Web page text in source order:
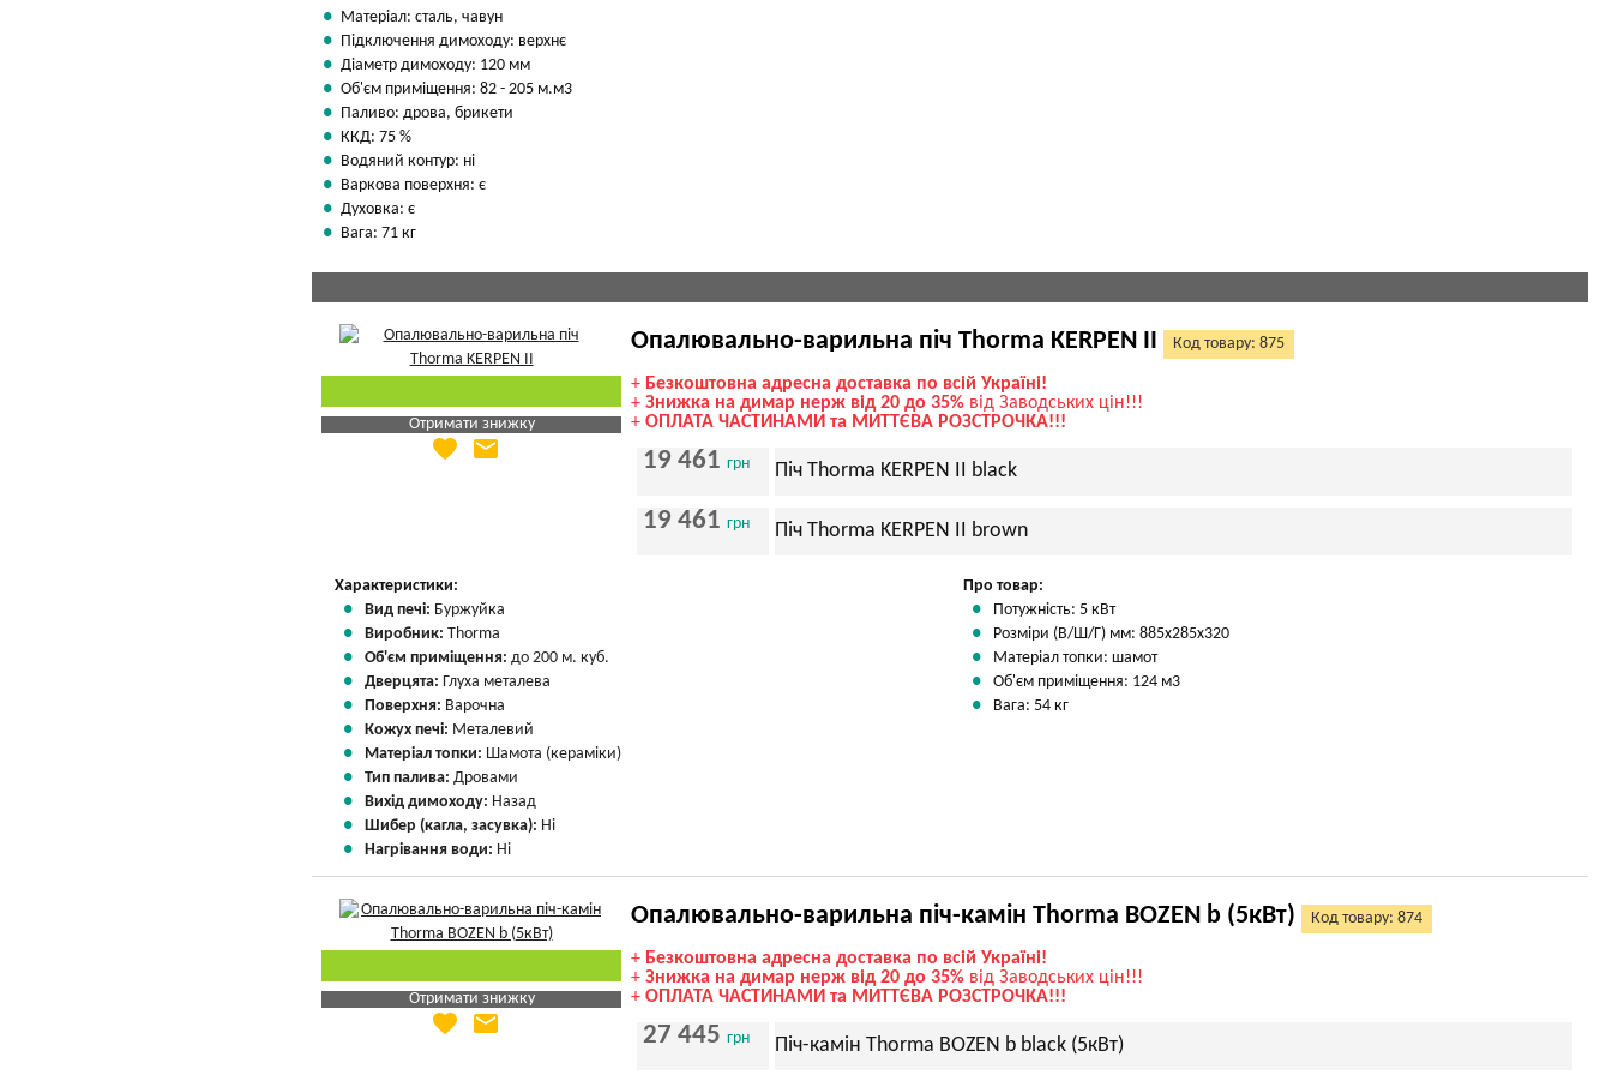
Матеріал: сталь, чавун
Підключення димоходу: верхнє
Діаметр димоходу: 120 мм
Об'єм приміщення: 82 - 205 м.м3
Паливо: дрова, брикети
ККД: 75 %
Водяний контур: ні
Варкова поверхня: є
Духовка: є
Вага: 71 кг
Отримати знижку
Яка Ваша ціна
favorite email
Опалювально-варильна піч Thorma KERPEN II Код товару: 875
+ Безкоштовна адресна доставка по всій Україні!
+ Знижка на димар нерж від 20 до 35% від Заводських цін!!!
+ ОПЛАТА ЧАСТИНАМИ та МИТТЄВА РОЗСТРОЧКА!!!
19 461 грн Піч Thorma KERPEN II black
19 461 грн Піч Thorma KERPEN II brown
Характеристики:
Вид печі: Буржуйка
Виробник: Thorma
Об'єм приміщення: до 200 м. куб.
Дверцята: Глуха металева
Поверхня: Варочна
Кожух печі: Металевий
Матеріал топки: Шамота (кераміки)
Тип палива: Дровами
Вихід димоходу: Назад
Шибер (кагла, засувка): Ні
Нагрівання води: Ні
Про товар:
Потужність: 5 кВт
Розміри (В/Ш/Г) мм: 885х285х320
Матеріал топки: шамот
Об'єм приміщення: 124 м3
Вага: 54 кг
Отримати знижку
Яка Ваша ціна
favorite email
Опалювально-варильна піч-камін Thorma BOZEN b (5кВт) Код товару: 874
+ Безкоштовна адресна доставка по всій Україні!
+ Знижка на димар нерж від 20 до 35% від Заводських цін!!!
+ ОПЛАТА ЧАСТИНАМИ та МИТТЄВА РОЗСТРОЧКА!!!
27 445 грн Піч-камін Thorma BOZEN b black (5кВт)